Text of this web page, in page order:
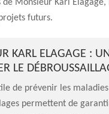
de Monsieur Karl
futurs.
KARL ELAGAGE :
LE
de prévenir les
permettent de